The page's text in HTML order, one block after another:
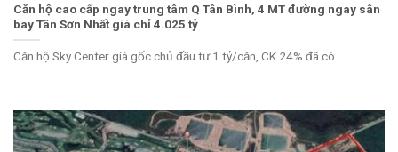
Căn hộ cao cấp ngay trung tâm Q Tân Bình, 4 MT đường ngay sân
bay Tân Sơn Nhất giá chỉ 4.025 tỷ
Căn hộ Sky Center giá gốc chủ đầu tư 1 tỷ/căn, CK 24% đã có...